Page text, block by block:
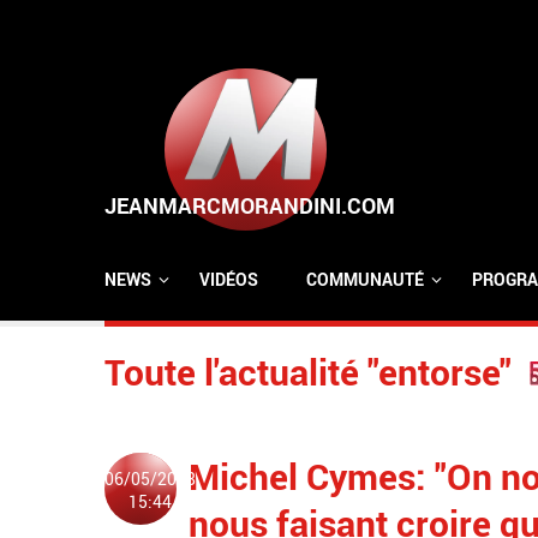
NEWS VIDÉOS COMMUNAUTÉ
Toute l'actualité "entorse"
06/05/2018
15:44
Michel Cymes: "On
nous faisant croire